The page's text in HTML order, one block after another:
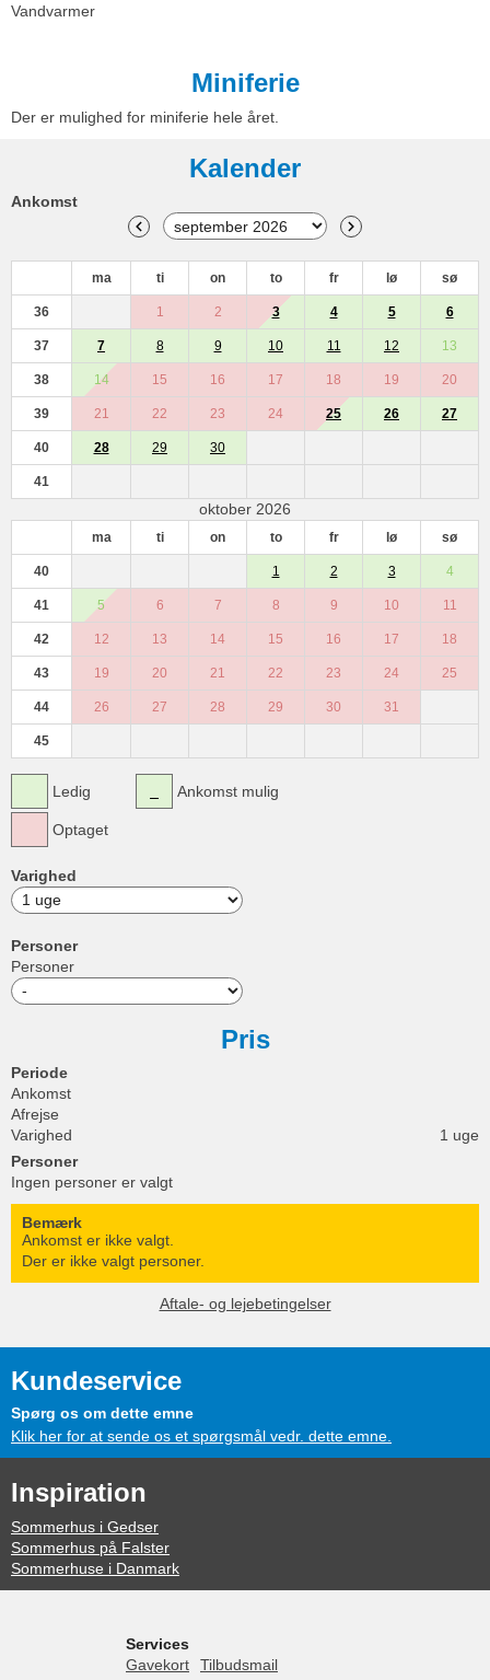
Vandvarmer
Miniferie
Der er mulighed for miniferie hele året.
Kalender
Ankomst
ma ti on to fr lø sø
36 1 2 3 4 5 6
37 7 8 9 10 11 12 13
38 14 15 16 17 18 19 20
39 21 22 23 24 25 26 27
40 28 29 30
41
oktober 2026
ma ti on to fr lø sø
40 1 2 3 4
41 5 6 7 8 9 10 11
42 12 13 14 15 16 17 18
43 19 20 21 22 23 24 25
44 26 27 28 29 30 31
45
Ledig
Optaget
Ankomst mulig
Varighed
Personer
Personer
Pris
Periode
Ankomst
Afrejse
Varighed
1 uge
Personer
Ingen personer er valgt
Bemærk
Ankomst er ikke valgt.
Der er ikke valgt personer.
Aftale- og lejebetingelser
Kundeservice
Spørg os om dette emne
Klik her for at sende os et spørgsmål vedr. dette emne.
Inspiration
Sommerhus i Gedser
Sommerhus på Falster
Sommerhuse i Danmark
Services
Gavekort
Tilbudsmail